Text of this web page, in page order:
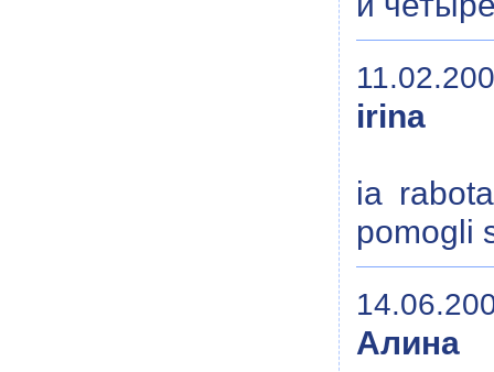
irina
ia
pomogli
Алина